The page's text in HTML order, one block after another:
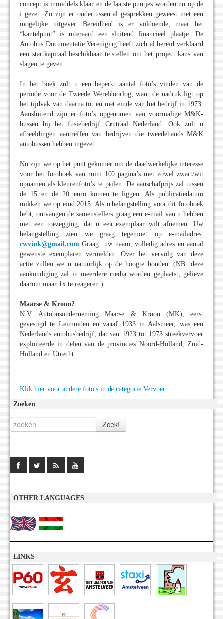
concept is inmiddels klaar en de laatste puntjes worden nu op de
i gezet. Zo zijn er ondertussen al gesprekken geweest met een
mogelijke uitgever. Bereidheid is er voldoende, maar het
“kantelpunt” is uiteraard een sluitend financieel plaatje. De
Autobus Documentatie Vereniging heeft zich al bereid verklaard
een startkapitaal beschikbaar te stellen om het project kans van
slagen te geven.
In het boek zult u een beperkt aantal foto’s vinden van de
periode voor de Tweede Wereldoorlog, want de nadruk ligt op
het tijdvak van daarna tot en met einde van het bedrijf in 1973.
Aansluitend zijn er foto’s opgenomen van voormalige M&K-
bussen bij het fusiebedrijf Centraal Nederland. Ook zult u
afbeeldingen aantreffen van bedrijven die tweedehands M&K
autobussen hebben ingezet.
Nu zijn we op het punt gekomen om de daadwerkelijke interesse
voor het fotoboek van ruim 100 pagina’s met zowel zwart/wit
opnamen als kleurenfoto’s te peilen. De aanschafprijs zal tussen
de 15 en de 20 euro komen te liggen. Als publicatiedatum
mikken we op eind 2015. Als u belangstelling voor dit fotoboek
hebt, ontvangen de samenstellers graag een e-mail van u hebben
met een toezegging, dat u een exemplaar wilt afnemen. Uw
belangstelling zien we graag tegemoet op e-mailadres:
cwvink@gmail.com Graag uw naam, volledig adres en aantal
gewenste exemplaren vermelden. Over het vervolg van deze
actie zullen we u natuurlijk op de hoogte houden. (NB. deze
aankondiging zal in meerdere media worden geplaatst; gelieve
daarom maar 1x te reageren.)
Maarse & Kroon?
N.V. Autobusonderneming Maarse & Kroon (MK), eerst
gevestigd te Leimuiden en vanaf 1933 in Aalsmeer, was een
Nederlands autobusbedrijf, dat van 1923 tot 1973 streekvervoer
exploiteerde in delen van de provincies Noord-Holland, Zuid-
Holland en Utrecht.
Klik hier voor andere foto's in de categorie Vervoer
Zoeken
OTHER LANGUAGES
LINKS